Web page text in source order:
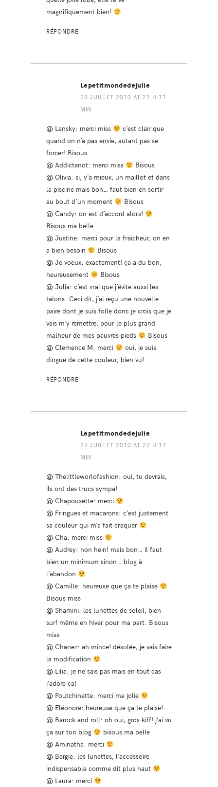
magnifiquement bien!
RÉPONDRE
Lepetitmondedejulie
23 JUILLET 2010 AT 22 H 11
MIN
@ Lansky: merci miss
c’est clair que
quand on n’a pas envie, autant pas se
forcer! Bisous
@ Addictanot: merci miss
Bisous
@ Olivia: si, y’a mieux, un maillot et dans
la piscine mais bon… faut bien en sortir
au bout d’un moment
Bisous
@ Candy: on est d’accord alors!
Bisous ma belle
@ Justine: merci pour la fraicheur, on en
a bien besoin
Bisous
@ Je voeux: exactement! ça a du bon,
heureusement
Bisous
@ Julia: c’est vrai que j’évite aussi les
talons. Ceci dit, j’ai reçu une nouvelle
paire dont je suis folle donc je crois que je
vais m’y remettre, pour le plus grand
malheur de mes pauvres pieds
Bisous
@ Clemence M: merci
oui, je suis
dingue de cette couleur, bien vu!
RÉPONDRE
Lepetitmondedejulie
23 JUILLET 2010 AT 22 H 17
MIN
@ Thelittleworlofashion: oui, tu devrais,
ils ont des trucs sympa!
@ Chapouxette: merci
@ Fringues et macarons: c’est justement
sa couleur qui m’a fait craquer
@ Cha: merci miss
@ Audrey: non hein! mais bon… il faut
bien un minimum sinon… blog à
l’abandon
@ Camille: heureuse que ça te plaise
Bisous miss
@ Shamini: les lunettes de soleil, bien
sur! même en hiver pour ma part. Bisous
miss
@ Chanez: ah mince! désolée, je vais faire
la modification
@ Lilia: je ne sais pas mais en tout cas
j’adore ça!
@ Poutchinette: merci ma jolie
@ Eléonore: heureuse que ça te plaise!
@ Barock and roll: oh oui, gros kiff! j’ai vu
ça sur ton blog
bisous ma belle
@ Aminatha: merci
@ Bergie: les lunettes, l’accessoire
indispensable comme dit plus haut
@ Laura: merci